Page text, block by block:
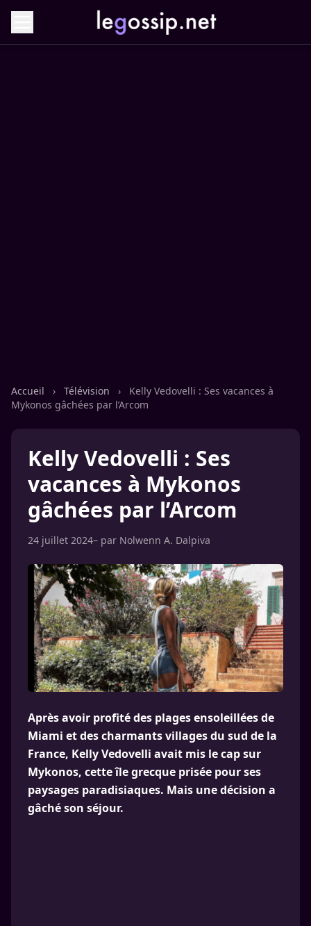
Accueil › Télévision ›
Kelly Vedovelli : Ses vacances à
Mykonos gâchées par l’Arcom
Kelly Vedovelli : Ses
vacances à Mykonos
gâchées par l’Arcom
24 juillet 2024– par Nolwenn A. Dalpiva
Après avoir profité des plages ensoleillées de
Miami et des charmants villages du sud de la
France, Kelly Vedovelli avait mis le cap sur
Mykonos, cette île grecque prisée pour ses
paysages paradisiaques. Mais une décision a
gâché son séjour.